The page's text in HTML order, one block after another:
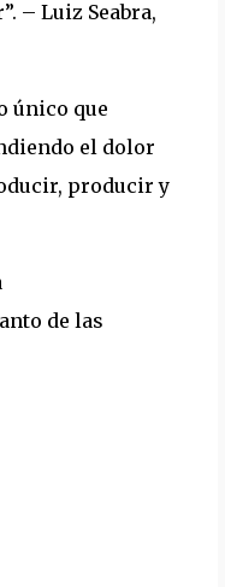
– Luiz Seabra,
único que
el dolor
producir y
de las